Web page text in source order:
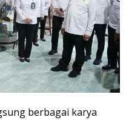
berbagai karya